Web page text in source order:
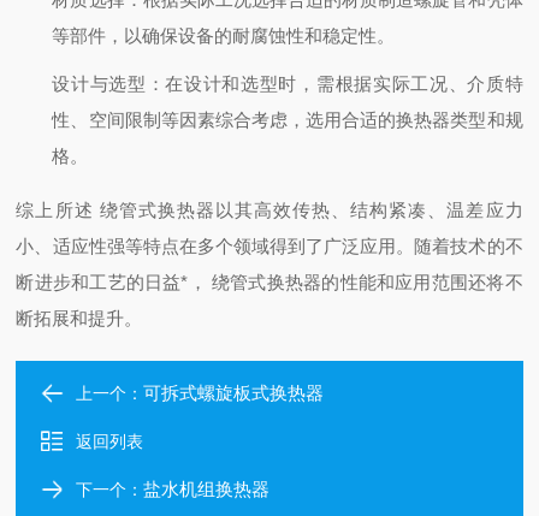
等部件，以确保设备的耐腐蚀性和稳定性。
设计与选型 ：在设计和选型时，需根据实际工况、介质特
性、空间限制等因素综合考虑，选用合适的换热器类型和规
格。
综上所述 绕管式换热器以其高效传热、结构紧凑、温差应力
小、适应性强等特点在多个领域得到了广泛应用。随着技术的不
断进步和工艺的日益*， 绕管式换热器的性能和应用范围还将不
断拓展和提升。
上一个：可拆式螺旋板式换热器
返回列表
下一个：盐水机组换热器